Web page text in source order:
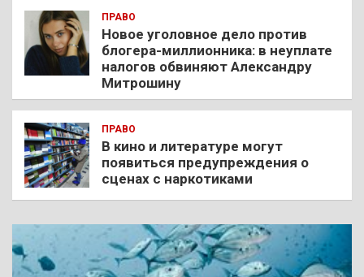
ПРАВО
Новое уголовное дело против
блогера-миллионника: в неуплате
налогов обвиняют Александру
Митрошину
ПРАВО
В кино и литературе могут
появиться предупреждения о
сценах с наркотиками